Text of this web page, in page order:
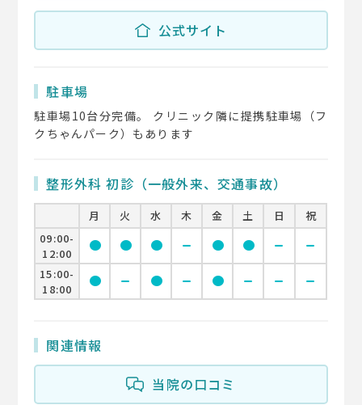
公式サイト
駐車場
駐車場10台分完備。 クリニック隣に提携駐車場（フ
クちゃんパーク）もあります
整形外科 初診（一般外来、交通事故）
月 火 水 木 金 土 日
祝
09:00-
12:00
circle circle circle remove circle circle remove remove
15:00-
18:00
circle remove circle remove circle remove remove remove
関連情報
当院の口コミ